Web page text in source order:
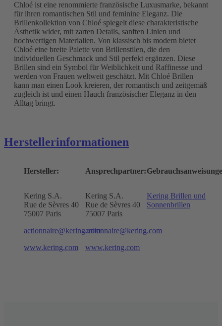
Chloé ist eine renommierte französische Luxusmarke, bekannt
für ihren romantischen Stil und feminine Eleganz. Die
Brillenkollektion von Chloé spiegelt diese charakteristische
Ästhetik wider, mit zarten Details, sanften Linien und
hochwertigen Materialien. Von klassisch bis modern bietet
Chloé eine breite Palette von Brillenstilen, die den
individuellen Geschmack und Stil perfekt ergänzen. Diese
Brillen sind ein Symbol für Weiblichkeit und Raffinesse und
werden von Frauen weltweit geschätzt. Mit Chloé Brillen
kann man einen Look kreieren, der romantisch und zeitgemäß
zugleich ist und einen Hauch französischer Eleganz in den
Alltag bringt.
Herstellerinformationen
Hersteller:
Kering S.A.
Rue de Sèvres 40
75007 Paris
actionnaire@kering.com
www.kering.com
Ansprechpartner:
Kering S.A.
Rue de Sèvres 40
75007 Paris
actionnaire@kering.com
www.kering.com
Kering Brillen und
Sonnenbrillen